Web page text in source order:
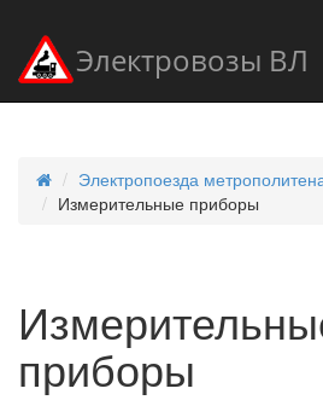
Электровозы ВЛ
Электропоезда
Измерительные приборы
приборы